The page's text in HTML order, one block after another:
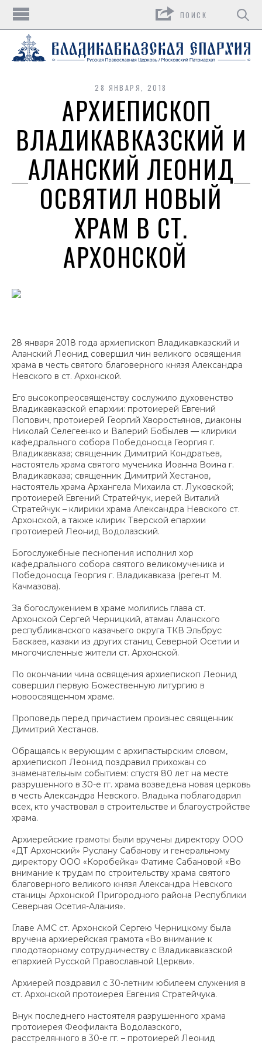
28 ЯНВАРЯ, 2018
АРХИЕПИСКОП
ВЛАДИКАВКАЗСКИЙ И
АЛАНСКИЙ ЛЕОНИД
ОСВЯТИЛ НОВЫЙ
ХРАМ В СТ.
АРХОНСКОЙ
28 января 2018 года архиепископ Владикавказский и
Аланский Леонид совершил чин великого освящения
храма в честь святого благоверного князя Александра
Невского в ст. Архонской.
Его высокопреосвященству сослужило духовенство
Владикавказской епархии: протоиерей Евгений
Попович, протоиерей Георгий Хворостьянов, диаконы
Николай Селегеенко и Валерий Бобылев — клирики
кафедрального собора Победоносца Георгия г.
Владикавказа; священник Димитрий Кондратьев,
настоятель храма святого мученика Иоанна Воина г.
Владикавказа; священник Димитрий Хестанов,
настоятель храма Архангела Михаила ст. Луковской;
протоиерей Евгений Стратейчук, иерей Виталий
Стратейчук – клирики храма Александра Невского ст.
Архонской, а также клирик Тверской епархии
протоиерей Леонид Водолазский.
Богослужебные песнопения исполнил хор
кафедрального собора святого великомученика и
Победоносца Георгия г. Владикавказа (регент М.
Качмазова).
За богослужением в храме молились глава ст.
Архонской Сергей Черницкий, атаман Аланского
республиканского казачьего округа ТКВ Эльбрус
Баскаев, казаки из других станиц Северной Осетии и
многочисленные жители ст. Архонской.
По окончании чина освящения архиепископ Леонид
совершил первую Божественную литургию в
новоосвященном храме.
Проповедь перед причастием произнес священник
Димитрий Хестанов.
Обращаясь к верующим с архипастырским словом,
архиепископ Леонид поздравил прихожан со
знаменательным событием: спустя 80 лет на месте
разрушенного в 30-е гг. храма возведена новая церковь
в честь Александра Невского. Владыка поблагодарил
всех, кто участвовал в строительстве и благоустройстве
храма.
Архиерейские грамоты были вручены директору ООО
«ДТ Архонский» Руслану Сабанову и генеральному
директору ООО «Коробейка» Фатиме Сабановой «Во
внимание к трудам по строительству храма святого
благоверного великого князя Александра Невского
станицы Архонской Пригородного района Республики
Северная Осетия-Алания».
Главе АМС ст. Архонской Сергею Черницкому была
вручена архиерейская грамота «Во внимание к
плодотворному сотрудничеству с Владикавказской
епархией Русской Православной Церкви».
Архиерей поздравил с 30-летним юбилеем служения в
ст. Архонской протоиерея Евгения Стратейчука.
Внук последнего настоятеля разрушенного храма
протоиерея Феофилакта Водолазского,
расстрелянного в 30-е гг. – протоиерей Леонид